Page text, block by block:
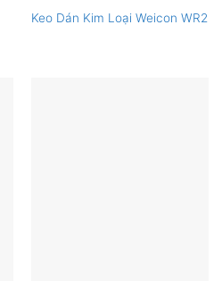
Keo Dán Kim Loại Weicon WR2